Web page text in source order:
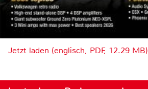
Jetzt laden (englisch, PDF, 12.29 MB)